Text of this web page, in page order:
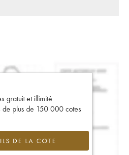
gratuit et illimité
de plus de 150 000 cotes
DE LA COTE